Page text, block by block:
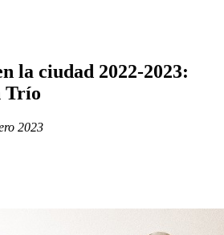
la ciudad 2022-2023:
Trío
2023